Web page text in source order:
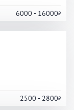
6000 - 16000
2500 - 2800